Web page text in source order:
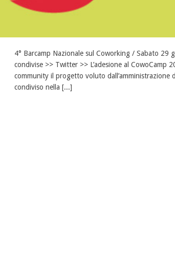
4° Barcamp Nazionale sul Coworking / Sabato
condivise >> Twitter >> L’adesione al CowoCamp
community il progetto voluto dall’amministrazione
condiviso nella [...]